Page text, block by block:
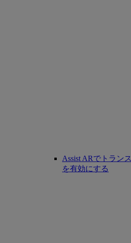
Assist ARでトラン
を有効にする